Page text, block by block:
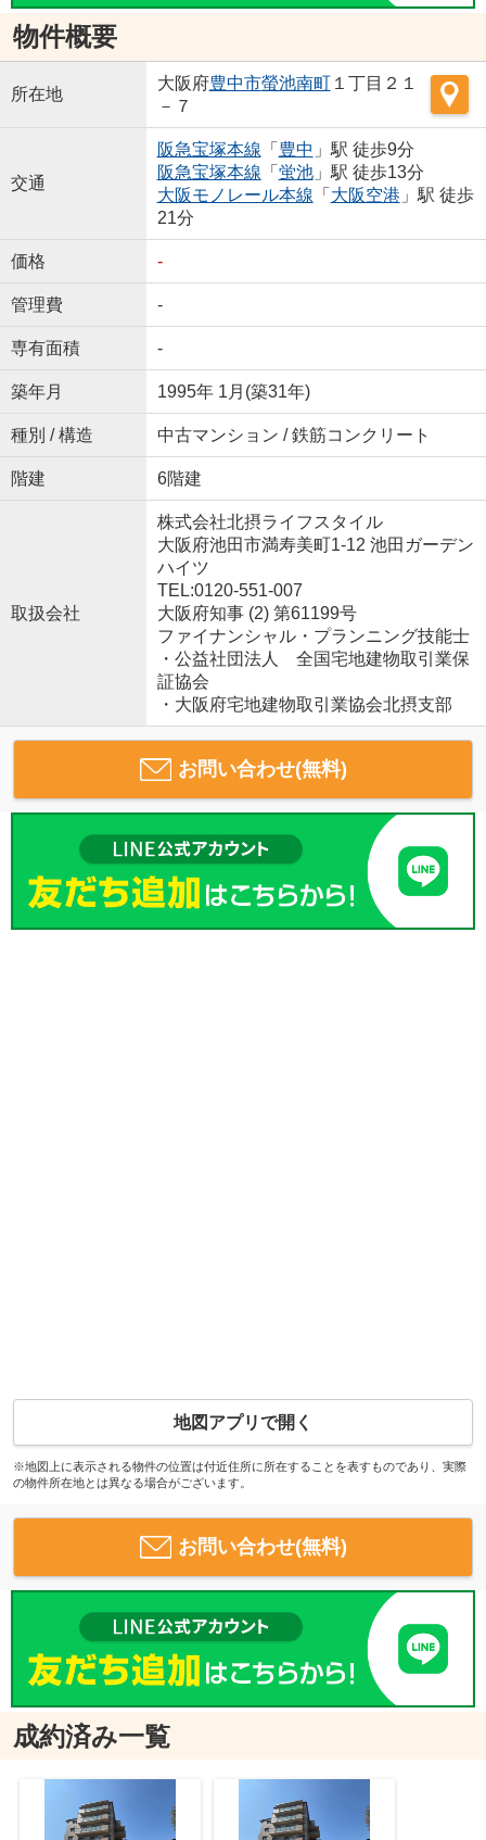
物件概要
所在地
大阪府豊中市螢池南町１丁目２１
－７
交通
阪急宝塚本線 「 豊中 」駅 徒歩9分
阪急宝塚本線 「 蛍池」駅 徒歩13分
大阪モノレール本線 「 大阪空港 」駅 徒歩
21分
価格 -
管理費 -
専有面積 -
築年月 1995年 1月(築31年)
種別 / 構造 中古マンション / 鉄筋コンクリート
階建 6階建
取扱会社
株式会社北摂ライフスタイル
大阪府池田市満寿美町1-12 池田ガーデン
ハイツ
TEL:0120-551-007
大阪府知事 (2) 第61199号
ファイナンシャル・プランニング技能士
・公益社団法人 全国宅地建物取引業保
証協会
・大阪府宅地建物取引業協会北摂支部
お問い合わせ(無料)
地図アプリで開く
※地図上に表示される物件の位置は付近住所に所在することを表すものであり、実際
の物件所在地とは異なる場合がございます。
お問い合わせ(無料)
成約済み一覧